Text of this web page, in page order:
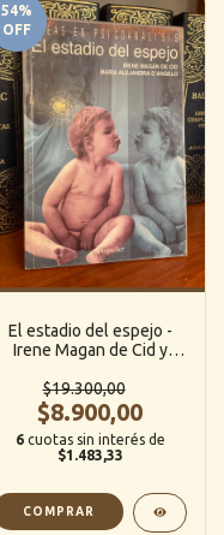
54%
OFF
El estadio del espejo -
Irene Magan de Cid y
(Longseller)
$19.300,00
$8.900,00
6 cuotas sin interés de
$1.483,33